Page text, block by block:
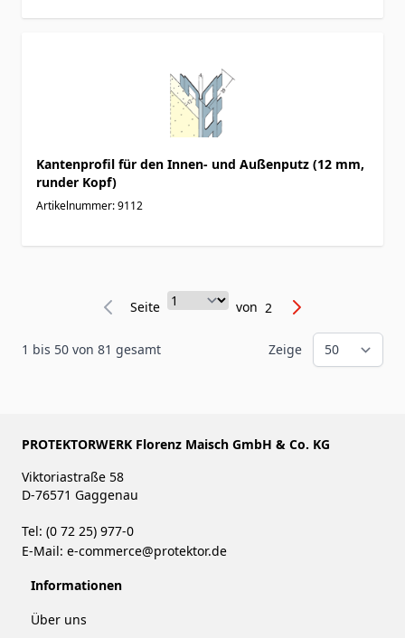
Kantenprofil für den Innen- und Außenputz (12 mm,
runder Kopf)
Artikelnummer: 9112
1 bis 50 von 81 gesamt
Seite von Seite
2
Zeige
PROTEKTORWERK Florenz Maisch GmbH & Co. KG
Viktoriastraße 58
D-76571 Gaggenau
Tel: (0 72 25) 977-0
E-Mail: e-commerce@protektor.de
Informationen
Über uns